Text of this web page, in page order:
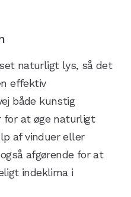
naturligt lys, så det
effektiv
både kunstig
for at øge naturligt
af vinduer eller
afgørende for at
indeklima i